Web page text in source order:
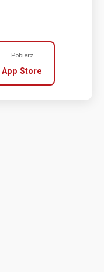
Pobierz
App Store